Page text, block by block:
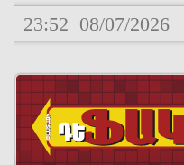
23:52 08/07/2026